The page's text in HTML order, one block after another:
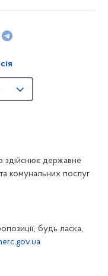
здійснює державне
комунальних послуг
будь ласка,